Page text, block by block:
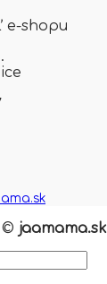
e-shopu
© jaamama.sk